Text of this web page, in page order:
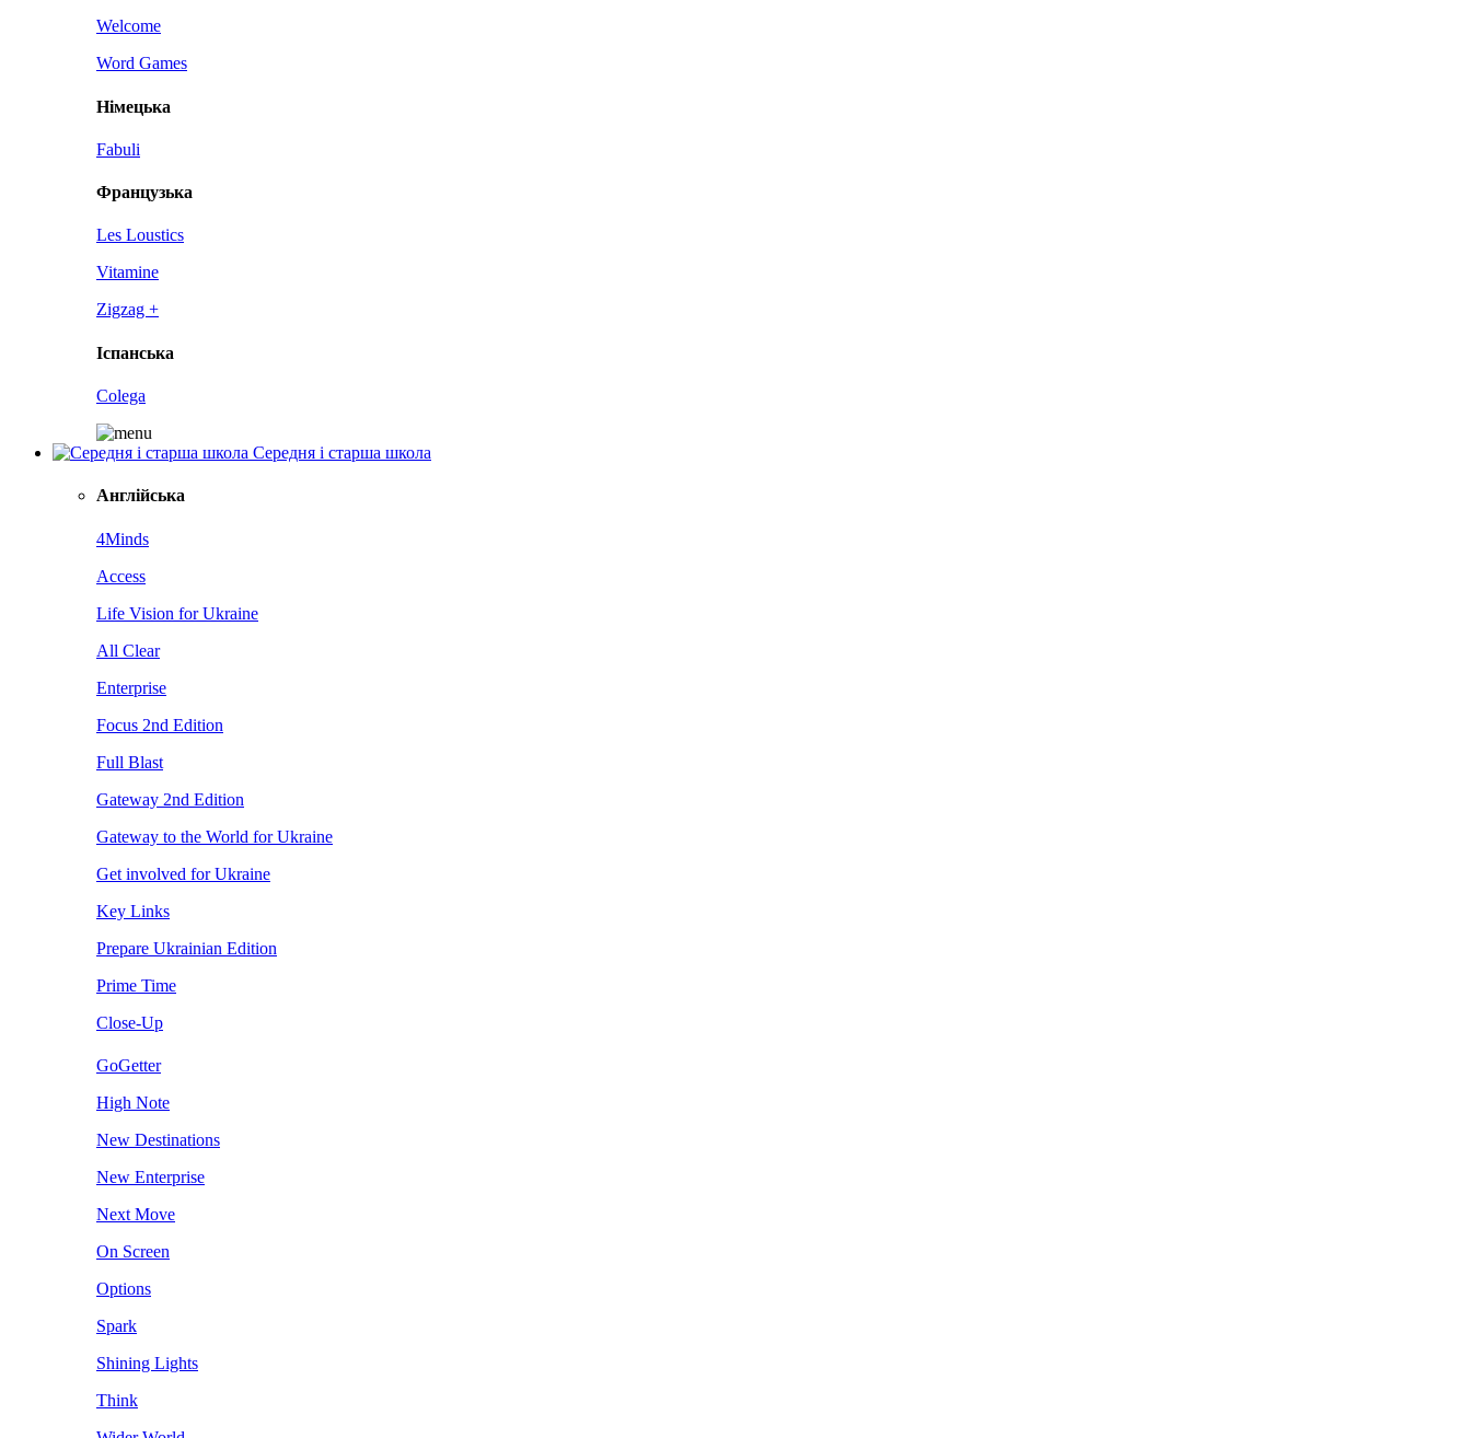
Welcome
Word Games
Німецька
Fabuli
Французька
Les Loustics
Vitamine
Zigzag +
Іспанська
Colega
Середня і старша школа
Англійська
4Minds
Access
Life Vision for Ukraine
All Clear
Enterprise
Focus 2nd Edition
Full Blast
Gateway 2nd Edition
Gateway to the World for Ukraine
Get involved for Ukraine
Key Links
Prepare Ukrainian Edition
Prime Time
Close-Up
GoGetter
High Note
New Destinations
New Enterprise
Next Move
On Screen
Options
Spark
Shining Lights
Think